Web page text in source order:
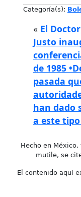
Categoría(s):
« El
Justo
de 1985
pasada
han dado
a este
Hecho en
mutile, se
El contenido aquí